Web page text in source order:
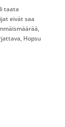
taata
eivät saa
Hopsu